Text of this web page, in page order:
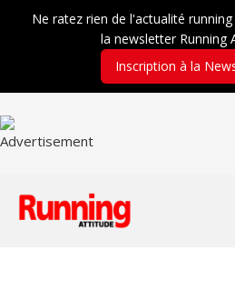
Ne ratez rien de l'actualité
la newsletter Running
Inscription à la